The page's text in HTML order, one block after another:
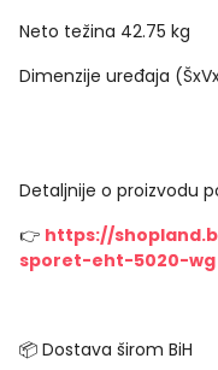
Neto težina 42.75 kg
Dimenzije uređaja
Detaljnije o proizvodu
👉 https://
sporet-eht-5020-wg
📦 Dostava širom BiH